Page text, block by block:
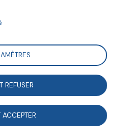
Maheu
Suivre
accueille les jeunes
bipolaire, schizophrène et
REFUSER
ACCEPTER